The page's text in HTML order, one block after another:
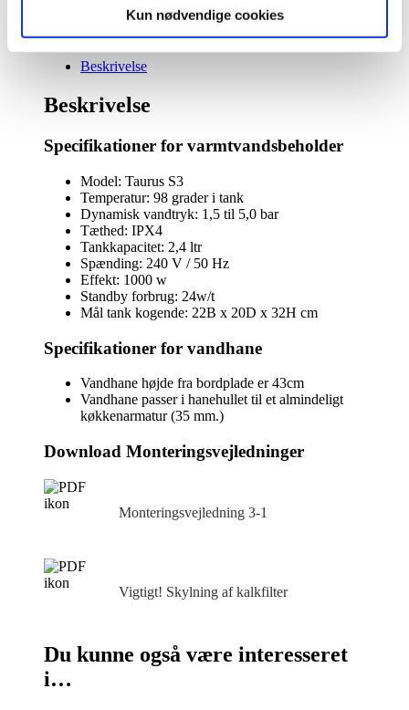
Kun nødvendige cookies
kogende
inkl.
kalkfilter
messing
med
rund
antal
1 vandhane med kogende vand samt koldt/varmt vand
Vandhaner
Beskrivelse
Beskrivelse
Specifikationer for varmtvandsbeholder
Model: Taurus S3
Temperatur: 98 grader i tank
Dynamisk vandtryk: 1,5 til 5,0 bar
Tæthed: IPX4
Tankkapacitet: 2,4 ltr
Spænding: 240 V / 50 Hz
Effekt: 1000 w
Standby forbrug: 24w/t
Mål tank kogende: 22B x 20D x 32H cm
Specifikationer for vandhane
Vandhane højde fra bordplade er 43cm
Vandhane passer i hanehullet til et almindeligt
køkkenarmatur (35 mm.)
Download Monteringsvejledninger
Monteringsvejledning 3‑1
Vigtigt! Skylning af kalkfilter
Du kunne også være interesseret
i…